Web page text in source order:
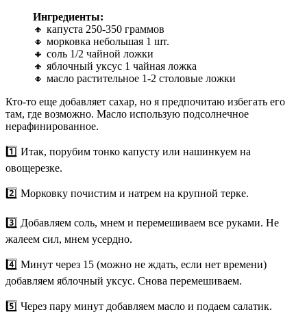
Ингредиенты:
🔸 капуста 250-350 граммов
🔸 морковка небольшая 1 шт.
🔸 соль 1/2 чайной ложки
🔸 яблочный уксус 1 чайная ложка
🔸 масло растительное 1-2 столовые ложки
Кто-то еще добавляет сахар, но я предпочитаю избегать его
там, где возможно. Масло использую подсолнечное
нерафинированное.
1️⃣ Итак, порубим тонко капусту или нашинкуем на
овощерезке.
2️⃣ Морковку почистим и натрем на крупной терке.
3️⃣ Добавляем соль, мнем и перемешиваем все руками. Не
жалеем сил, мнем усердно.
4️⃣ Минут через 15 (можно не ждать, если нет времени)
добавляем яблочный уксус. Снова перемешиваем.
5️⃣ Через пару минут добавляем масло и подаем салатик.